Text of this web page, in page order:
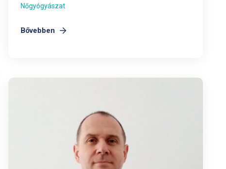
Nőgyógyászat
Bővebben